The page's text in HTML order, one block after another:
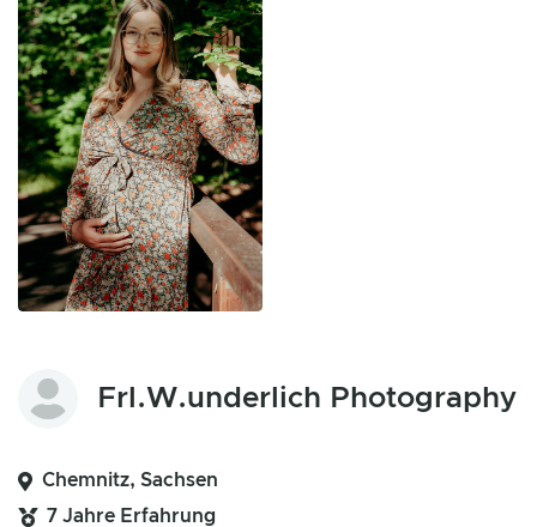
Frl.W.underlich Photography
Chemnitz, Sachsen
7 Jahre Erfahrung